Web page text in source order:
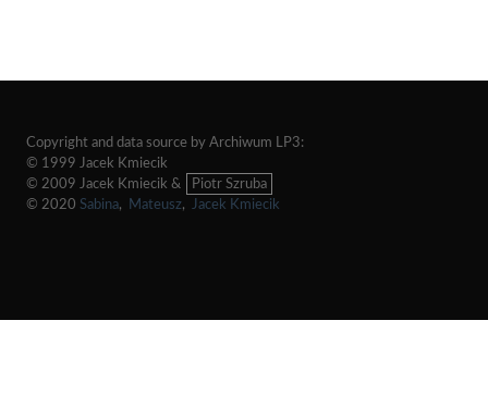
Copyright and data source by Archiwum LP3:
© 1999 Jacek Kmiecik
© 2009 Jacek Kmiecik &
Piotr Szruba
© 2020 Sabina, Mateusz, Jacek Kmiecik